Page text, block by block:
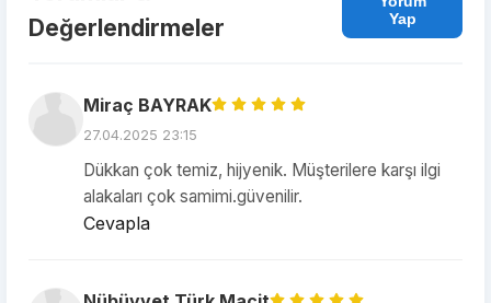
Değerlendirmeler
Yap
Miraç BAYRAK
27.04.2025 23:15
Dükkan çok temiz, hijyenik. Müşterilere karşı ilgi
alakaları çok samimi.güvenilir.
Cevapla